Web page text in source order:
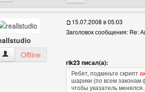
reallstudio Посмотреть профиль
Offline
15.07.2008 в 05:03
Заголовок сообщения: Re:
rik23 писал(а):
Ребят, подкиньте скрипт
шарики (по всем законам
чтобы указатель